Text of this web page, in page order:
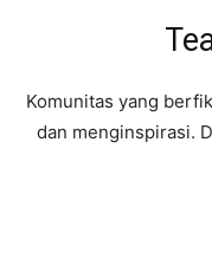
Komunitas yang
dan menginspirasi.